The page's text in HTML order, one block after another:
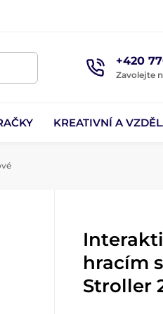
+420
Zavolejte
KREATIVNÍ A
hracím
Stroller